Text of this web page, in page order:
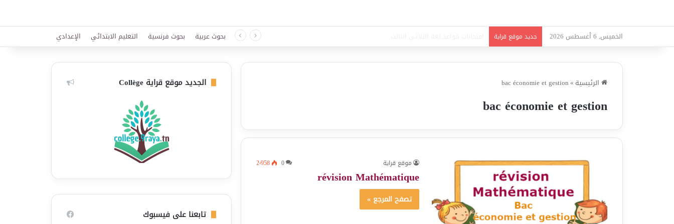
الخميس, 6 أغسطس 2026 جديد موقع قراية بحوث عربية بحوث فرنسية التعليم الابتدائي الإعدادي
الرئيسية »
bac économie et gestion
bac économie et gestion
موقع قراية 0 2٬958
révision Mathématique
تصفح المرجع »
الجديد موقع قراية Collège
تابعنا على فيسبوك